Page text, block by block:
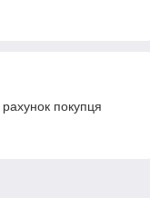
покупця